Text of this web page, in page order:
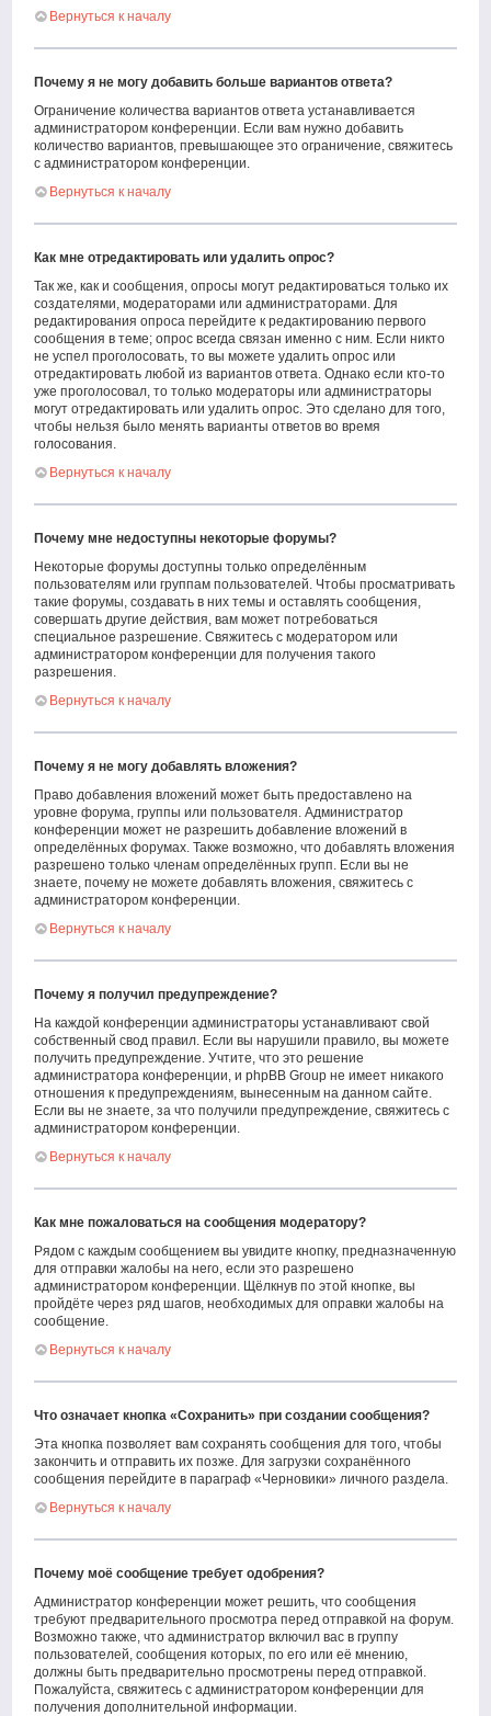
Вернуться к началу
Почему я не могу добавить больше вариантов ответа?
Ограничение количества вариантов ответа устанавливается
администратором конференции. Если вам нужно добавить
количество вариантов, превышающее это ограничение, свяжитесь
с администратором конференции.
Вернуться к началу
Как мне отредактировать или удалить опрос?
Так же, как и сообщения, опросы могут редактироваться только их
создателями, модераторами или администраторами. Для
редактирования опроса перейдите к редактированию первого
сообщения в теме; опрос всегда связан именно с ним. Если никто
не успел проголосовать, то вы можете удалить опрос или
отредактировать любой из вариантов ответа. Однако если кто-то
уже проголосовал, то только модераторы или администраторы
могут отредактировать или удалить опрос. Это сделано для того,
чтобы нельзя было менять варианты ответов во время
голосования.
Вернуться к началу
Почему мне недоступны некоторые форумы?
Некоторые форумы доступны только определённым
пользователям или группам пользователей. Чтобы просматривать
такие форумы, создавать в них темы и оставлять сообщения,
совершать другие действия, вам может потребоваться
специальное разрешение. Свяжитесь с модератором или
администратором конференции для получения такого
разрешения.
Вернуться к началу
Почему я не могу добавлять вложения?
Право добавления вложений может быть предоставлено на
уровне форума, группы или пользователя. Администратор
конференции может не разрешить добавление вложений в
определённых форумах. Также возможно, что добавлять вложения
разрешено только членам определённых групп. Если вы не
знаете, почему не можете добавлять вложения, свяжитесь с
администратором конференции.
Вернуться к началу
Почему я получил предупреждение?
На каждой конференции администраторы устанавливают свой
собственный свод правил. Если вы нарушили правило, вы можете
получить предупреждение. Учтите, что это решение
администратора конференции, и phpBB Group не имеет никакого
отношения к предупреждениям, вынесенным на данном сайте.
Если вы не знаете, за что получили предупреждение, свяжитесь с
администратором конференции.
Вернуться к началу
Как мне пожаловаться на сообщения модератору?
Рядом с каждым сообщением вы увидите кнопку, предназначенную
для отправки жалобы на него, если это разрешено
администратором конференции. Щёлкнув по этой кнопке, вы
пройдёте через ряд шагов, необходимых для оправки жалобы на
сообщение.
Вернуться к началу
Что означает кнопка «Сохранить» при создании сообщения?
Эта кнопка позволяет вам сохранять сообщения для того, чтобы
закончить и отправить их позже. Для загрузки сохранённого
сообщения перейдите в параграф «Черновики» личного раздела.
Вернуться к началу
Почему моё сообщение требует одобрения?
Администратор конференции может решить, что сообщения
требуют предварительного просмотра перед отправкой на форум.
Возможно также, что администратор включил вас в группу
пользователей, сообщения которых, по его или её мнению,
должны быть предварительно просмотрены перед отправкой.
Пожалуйста, свяжитесь с администратором конференции для
получения дополнительной информации.